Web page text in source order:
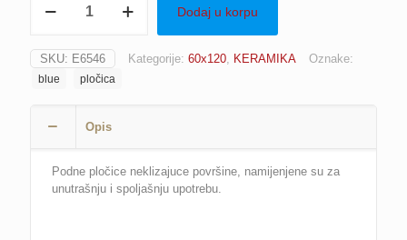
NEXSIDE
PULIDO,
60x120
količina
Dodaj u korpu
SKU: E6546 Kategorije: 60x120, KERAMIKA Oznake:
blue pločica
Opis
Podne pločice neklizajuce površine, namijenjene su za
unutrašnju i spoljašnju upotrebu.